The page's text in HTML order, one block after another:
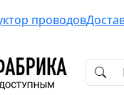
проводов